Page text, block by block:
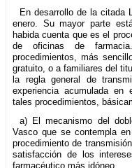
En desarrollo de la citada
enero. Su mayor parte
habida cuenta que es el
de oficinas de
procedimientos, más
gratuito, o a familiares del
la regla general de
experiencia acumulada
tales procedimientos,
a) El mecanismo del
Vasco que se contempla
procedimiento de
satisfacción de los
farmacéutico más idóneo.